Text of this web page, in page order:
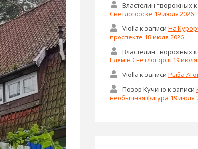
Властелин творожных
Светлогорске 19 июля 2026
Violla к записи На
проспекте 18 июля 2026
Властелин творожных
Едем в Светлогорск 19 июля
Violla к записи Рыба
Позор Кучино к записи
необычная фигура 19 июля